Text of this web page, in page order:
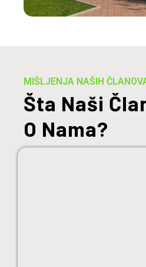
MIŠLJENJA NAŠIH
Šta Naši
O Nama?